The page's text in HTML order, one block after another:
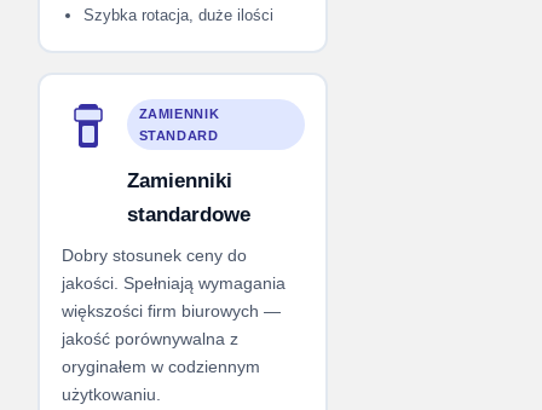
Szybka rotacja, duże ilości
ZAMIENNIK
STANDARD
Zamienniki
standardowe
Dobry stosunek ceny do
jakości. Spełniają wymagania
większości firm biurowych —
jakość porównywalna z
oryginałem w codziennym
użytkowaniu.